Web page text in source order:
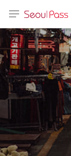
体)
文 (台灣)